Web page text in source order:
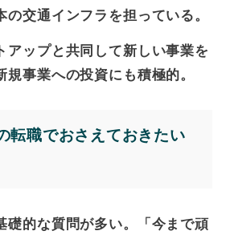
の交通インフラを担っている。
アップと共同して新しい事業を
規事業への投資にも積極的。
転職でおさえておきたい
礎的な質問が多い。「今まで頑